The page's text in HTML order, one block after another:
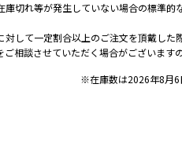
切れ等が発生していない場合の標準的
して一定割合以上のご注文を頂戴した
相談させていただく場合がございます
※在庫数は2026年8月6